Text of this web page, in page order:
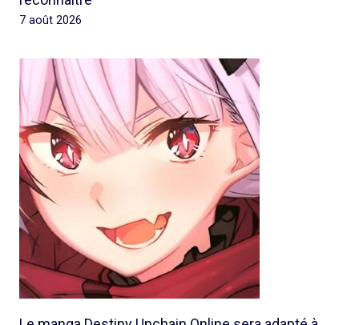
7 août 2026